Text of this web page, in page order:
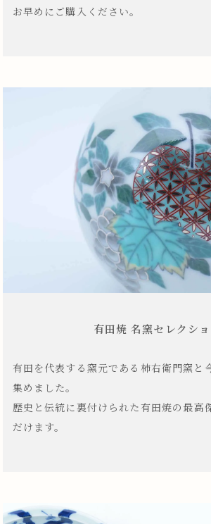
お早めにご購入ください。
有田焼 名窯セレクショ
有田を代表する窯元である柿右衛門窯と
集めました。
歴史と伝統に裏付けられた有田焼の最高
だけます。